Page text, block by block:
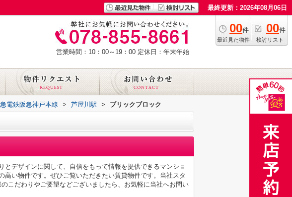
最終更新：2026年08月06日
00件
最近見た物件
00件
検討リスト
営業時間：10：00～19：00 定休日：年末年始
電鉄阪急神戸本線 > 芦屋川駅 > ブリックブロック
デザインに関して、自信をもって情報を提供できるマンショ
高い物件です。ぜひご覧いただきたい賃貸物件です。当社スタ
こだわりやご要望などございましたら、お気軽に当社へお問い